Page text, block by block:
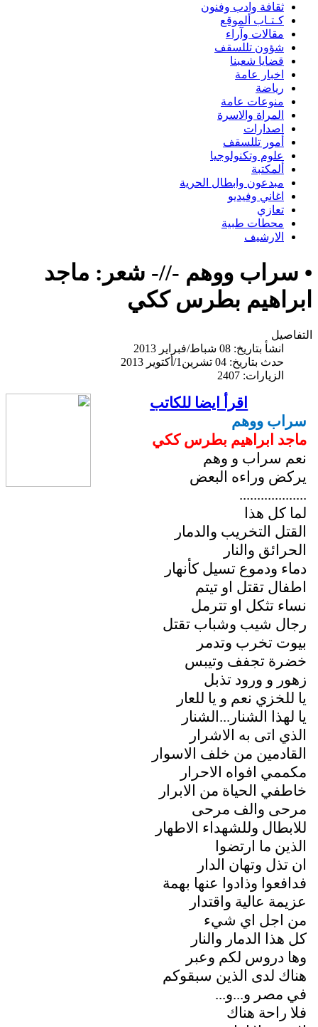
ثقافة وادب وفنون
كـتـاب ألموقع
مقالات وآراء
شؤون تللسقف
قضايا شعبنا
اخبار عامة
رياضة
منوعات عامة
المراة والاسرة
اصدارات
أمور تللسقف
علوم وتكنولوجيا
ألمكتبة
مبدعون وابطال الحرية
اغاني وفيديو
تعازي
محطات طبية
الارشيف
• سراب ووهم -//- شعر: ماجد
ابراهيم بطرس ككي
التفاصيل
انشأ بتاريخ: 08 شباط/فبراير 2013
حدث بتاريخ: 04 تشرين1/أكتوير 2013
الزيارات: 2407
اقرأ ايضا للكاتب
سراب ووهم
ماجد ابراهيم بطرس ككي
نعم سراب و وهم
يركض وراءه البعض
...................
لما كل هذا
القتل التخريب والدمار
الحرائق والنار
دماء ودموع تسيل كأنهار
اطفال تقتل او تيتم
نساء تثكل او تترمل
رجال شيب وشباب تقتل
بيوت تخرب وتدمر
خضرة تجفف وتيبس
زهور و ورود تذبل
يا للخزي نعم و يا للعار
يا لهذا الشنار...الشنار
الذي اتى به الاشرار
القادمين من خلف الاسوار
مكممي افواه الاحرار
خاطفي الحياة من الابرار
مرحى والف مرحى
للابطال وللشهداء الاطهار
الذين ما ارتضوا
ان تذل وتهان الدار
فدافعوا وذادوا عنها بهمة
عزيمة عالية واقتدار
من اجل اي شيء
كل هذا الدمار والنار
وها دروس لكم وعبر
هناك لدى الذين سبقوكم
في مصر و...و...
فلا راحة هناك